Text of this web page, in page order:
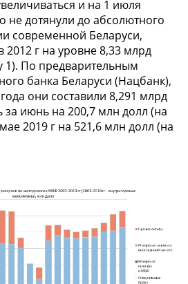
и на 1 июля
не дотянули до абсолютного
современной Беларуси,
2012 г на уровне 8,33 млрд
1). По предварительным
банка Беларуси (Нацбанк),
они составили 8,291 млрд
июнь на 200,7 млн долл (на
2019 г на 521,6 млн долл (на